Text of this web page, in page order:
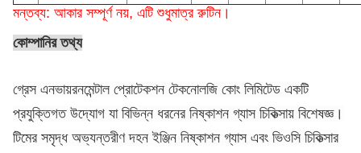
মন্তব্য: আকার সম্পূর্ণ নয়, এটি শুধুমাত্র রুটিন।
কোম্পানির তথ্য
গ্রেস এনভায়রনমেন্টাল প্রোটেকশন টেকনোলজি কোং লিমিটেড একটি
প্রযুক্তিগত উদ্যোগ যা বিভিন্ন ধরনের নিষ্কাশন গ্যাস চিকিত্সায় বিশেষজ্ঞ।
টিমের সমৃদ্ধ অভ্যন্তরীণ দহন ইঞ্জিন নিষ্কাশন গ্যাস এবং ভিওসি চিকিত্সার